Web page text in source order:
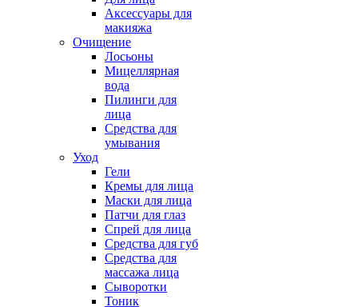
Аксессуары для
макияжа
Очищение
Лосьоны
Мицеллярная
вода
Пилинги для
лица
Средства для
умывания
Уход
Гели
Кремы для лица
Маски для лица
Патчи для глаз
Спрей для лица
Средства для губ
Средства для
массажа лица
Сыворотки
Тоник